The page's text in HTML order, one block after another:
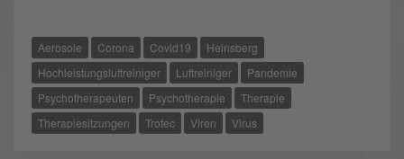
O
O
K
T
T
E
R
)
Aerosole Corona Covid19
Heinsberg
Hochleistungsluftreiniger
Luftreiniger
Pandemie
Psychotherapeuten
Psychotherapie
Therapie
Therapiesitzungen
Trotec Viren Virus